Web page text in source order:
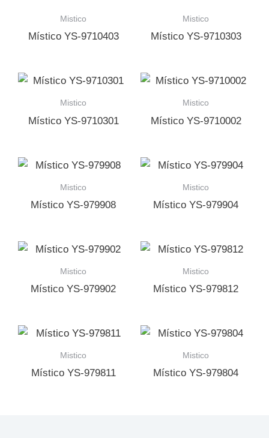
Mistico
Místico YS-9710403
Mistico
Místico YS-9710303
Mistico
Místico YS-9710301
Mistico
Místico YS-9710002
Mistico
Místico YS-979908
Mistico
Místico YS-979904
Mistico
Místico YS-979902
Mistico
Místico YS-979812
Mistico
Místico YS-979811
Mistico
Místico YS-979804